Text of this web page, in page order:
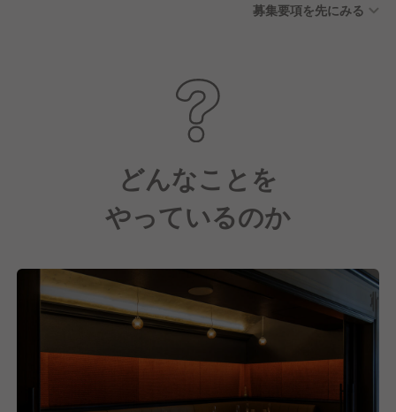
募集要項を先にみる
どんなことを
やっているのか